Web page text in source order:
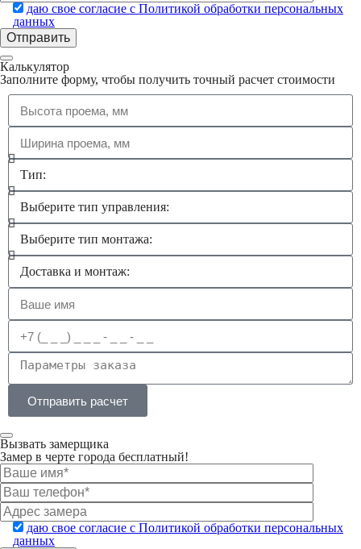
даю свое согласие с Политикой обработки персональных
данных
Калькулятор
Заполните форму, чтобы получить точный расчет стоимости
Отправить расчет
Вызвать замерщика
Замер в черте города бесплатный!
даю свое согласие с Политикой обработки персональных
данных